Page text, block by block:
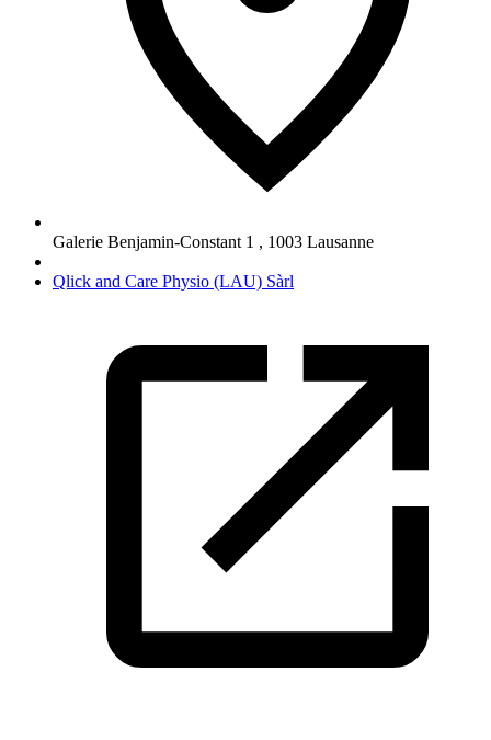
Galerie Benjamin-Constant 1 , 1003 Lausanne
Qlick and Care Physio (LAU) Sàrl